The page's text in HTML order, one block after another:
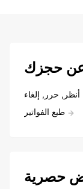
حجزك
أنظر, حرر, إلغاء
طبع الفواتير
حصرية